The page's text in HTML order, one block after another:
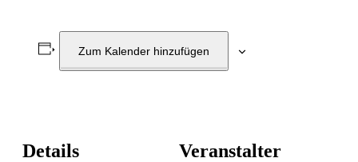
Zum Kalender hinzufügen
Details Veranstalter